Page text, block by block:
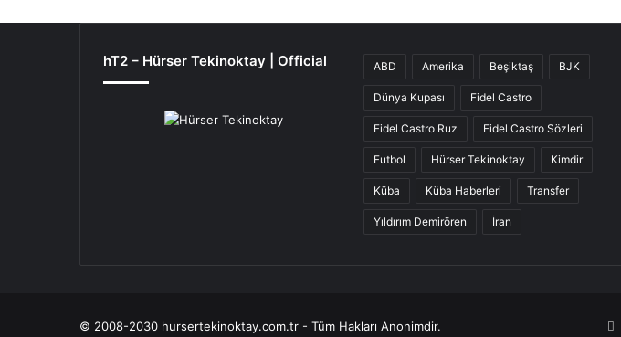
hT2 – Hürser Tekinoktay | Official ABD Amerika Beşiktaş BJK
Dünya Kupası Fidel Castro
Fidel Castro Ruz Fidel Castro Sözleri
Futbol Hürser Tekinoktay Kimdir
Küba Küba Haberleri Transfer
Yıldırım Demirören İran
© 2008-2030 hursertekinoktay.com.tr - Tüm Hakları Anonimdir.